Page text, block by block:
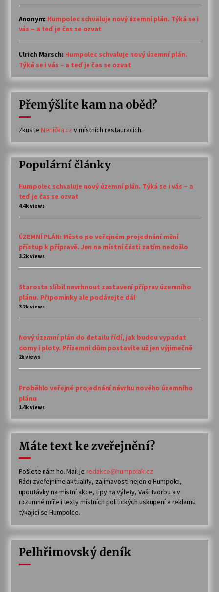
Anonym: Humpolec schvaluje nový územní plán. Týká se i
vás – a teď je čas se ozvat
Ulrich Marsch: Humpolec schvaluje nový územní plán.
Týká se i vás – a teď je čas se ozvat
Přemýšlíte kam na oběd?
Zkuste Meníčka.cz v místních restauracích.
Populární články
Humpolec schvaluje nový územní plán. Týká se i vás – a
teď je čas se ozvat
4.4k views
ÚZEMNÍ PLÁN: Město po veřejném projednání mění
přístup k přípravě. Jen na místní části zatím nedošlo
3.2k views
Starosta slíbil navrhnout zastavení příprav územního
plánu. Připomínky ale podávejte dál
3.2k views
Nový územní plán do detailu řídí, jak budou vypadat
domy i ploty. Přízemní dům postavíte už jen výjimečně
2k views
Proběhlo veřejné projednání návrhu nového územního
plánu
1.4k views
Máte text ke zveřejnění?
Pošlete nám ho. Mail je redakce@humpolak.cz
Rádi zveřejníme aktuality, zajímavosti nejen o Humpolci,
upoutávky na místní akce, tipy na výlety, Vaši tvorbu a v
rozumné míře i texty místních politických uskupení a reklamu
týkající se Humpolce.
Pelhřimovský deník